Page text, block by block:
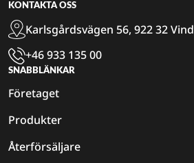
KONTAKTA OSS
Karlsgårdsvägen 56, 922 32
+46 933 135 00
SNABBLÄNKAR
Företaget
Produkter
Återförsäljare